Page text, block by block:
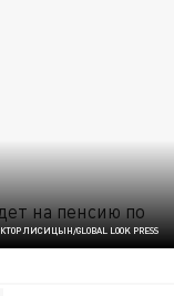
ЛИСИЦЫН/GLOBAL LOOK PRESS